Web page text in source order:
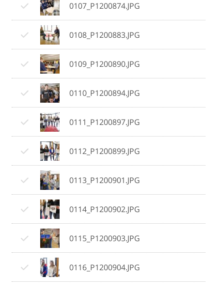
0107_P1200874.JPG
0108_P1200883.JPG
0109_P1200890.JPG
0110_P1200894.JPG
0111_P1200897.JPG
0112_P1200899.JPG
0113_P1200901.JPG
0114_P1200902.JPG
0115_P1200903.JPG
0116_P1200904.JPG